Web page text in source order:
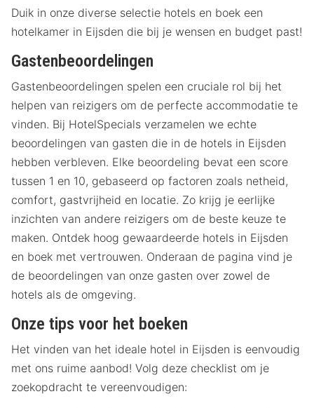
Duik in onze diverse selectie hotels en boek een
hotelkamer in Eijsden die bij je wensen en budget past!
Gastenbeoordelingen
Gastenbeoordelingen spelen een cruciale rol bij het
helpen van reizigers om de perfecte accommodatie te
vinden. Bij HotelSpecials verzamelen we echte
beoordelingen van gasten die in de hotels in Eijsden
hebben verbleven. Elke beoordeling bevat een score
tussen 1 en 10, gebaseerd op factoren zoals netheid,
comfort, gastvrijheid en locatie. Zo krijg je eerlijke
inzichten van andere reizigers om de beste keuze te
maken. Ontdek hoog gewaardeerde hotels in Eijsden
en boek met vertrouwen. Onderaan de pagina vind je
de beoordelingen van onze gasten over zowel de
hotels als de omgeving.
Onze tips voor het boeken
Het vinden van het ideale hotel in Eijsden is eenvoudig
met ons ruime aanbod! Volg deze checklist om je
zoekopdracht te vereenvoudigen: